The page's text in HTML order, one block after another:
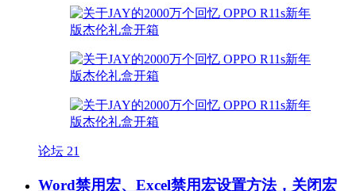
论坛 21
Word禁用宏、Excel禁用宏设置方法，关闭宏